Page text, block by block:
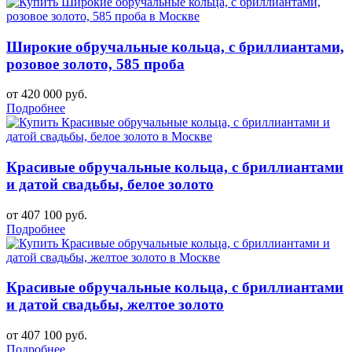
Широкие обручальные кольца, с бриллиантами,
розовое золото, 585 проба
от 420 000 руб.
Подробнее
Красивые обручальные кольца, с бриллиантами
и датой свадьбы, белое золото
от 407 100 руб.
Подробнее
Красивые обручальные кольца, с бриллиантами
и датой свадьбы, желтое золото
от 407 100 руб.